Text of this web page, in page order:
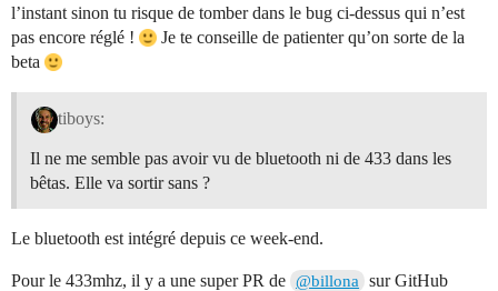
l’instant sinon tu risque de tomber dans le bug ci-dessus qui n’est
pas encore réglé !
Je te conseille de patienter qu’on sorte de la
beta
tiboys:
Il ne me semble pas avoir vu de bluetooth ni de 433 dans les
bêtas. Elle va sortir sans ?
Le bluetooth est intégré depuis ce week-end.
Pour le 433mhz, il y a une super PR de @billona
sur GitHub